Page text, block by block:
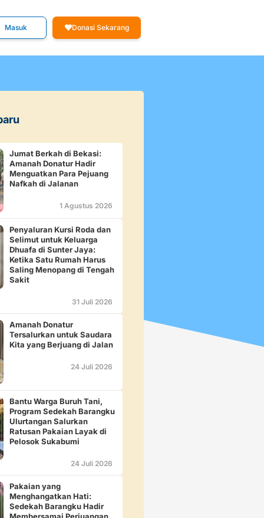
Masuk Donasi Sekarang
Jumat Berkah di Bekasi:
Amanah Donatur Hadir
Menguatkan Para Pejuang
Nafkah di Jalanan
1 Agustus 2026
Penyaluran Kursi Roda dan
Selimut untuk Keluarga
Dhuafa di Sunter Jaya:
Ketika Satu Rumah Harus
Saling Menopang di Tengah
Sakit
31 Juli 2026
Amanah Donatur
Tersalurkan untuk Saudara
Kita yang Berjuang di Jalan
24 Juli 2026
Bantu Warga Buruh Tani,
Program Sedekah Barangku
Ulurtangan Salurkan
Ratusan Pakaian Layak di
Pelosok Sukabumi
24 Juli 2026
Pakaian yang
Menghangatkan Hati:
Sedekah Barangku Hadir
Membersamai Perjuangan